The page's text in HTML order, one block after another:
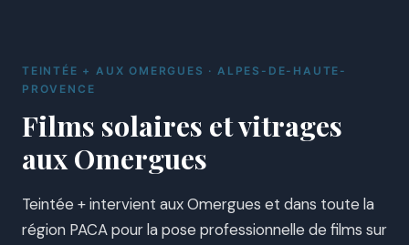
TEINTÉE + AUX OMERGUES · ALPES-DE-HAUTE-
PROVENCE
Films solaires et vitrages
aux Omergues
Teintée + intervient aux Omergues et dans toute la
région PACA pour la pose professionnelle de films sur